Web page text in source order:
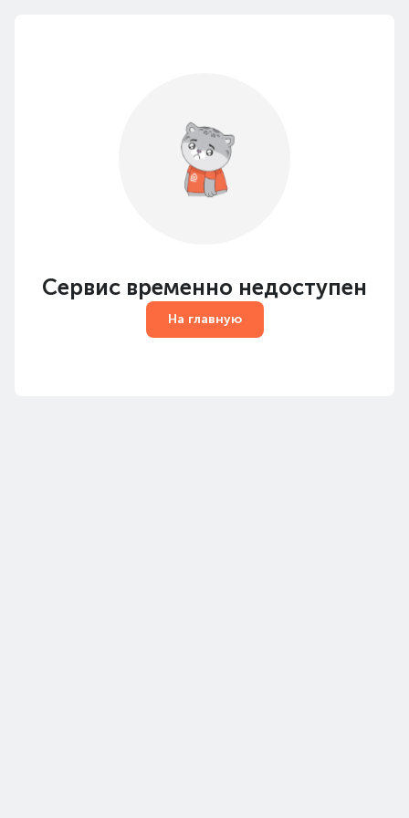
Сервис временно недоступен
На главную